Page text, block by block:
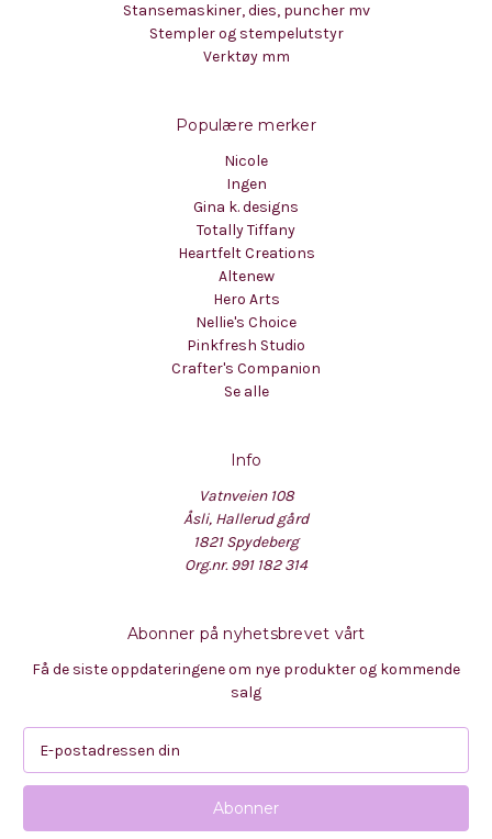
Stansemaskiner, dies, puncher mv
Stempler og stempelutstyr
Verktøy mm
Populære merker
Nicole
Ingen
Gina k. designs
Totally Tiffany
Heartfelt Creations
Altenew
Hero Arts
Nellie's Choice
Pinkfresh Studio
Crafter's Companion
Se alle
Info
Vatnveien 108
Åsli, Hallerud gård
1821 Spydeberg
Org.nr. 991 182 314
Abonner på nyhetsbrevet vårt
Få de siste oppdateringene om nye produkter og kommende
salg
p
s